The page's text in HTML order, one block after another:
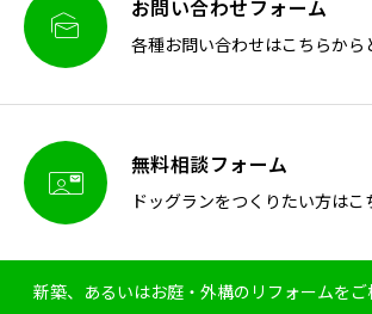
 お問い合わせフォーム
各種お問い合わせはこちらから
 無料相談フォーム
ドッグランをつくりたい方はこ
新築、あるいはお庭・外構のリフォームを